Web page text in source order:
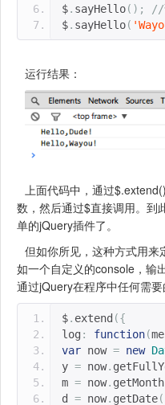
$. sayHello();
//
$. sayHello(
运行结果：
上面代码中，通过
数，然后通过$直接调用。到
单的jQuery插件了。
但如你所见，这种方式用来
如一个自定义的console，输
通过jQuery在程序中任何需要
$. extend ({
log : function(
var now = new
y = now.
m = now. getMonth
d = now. getDate